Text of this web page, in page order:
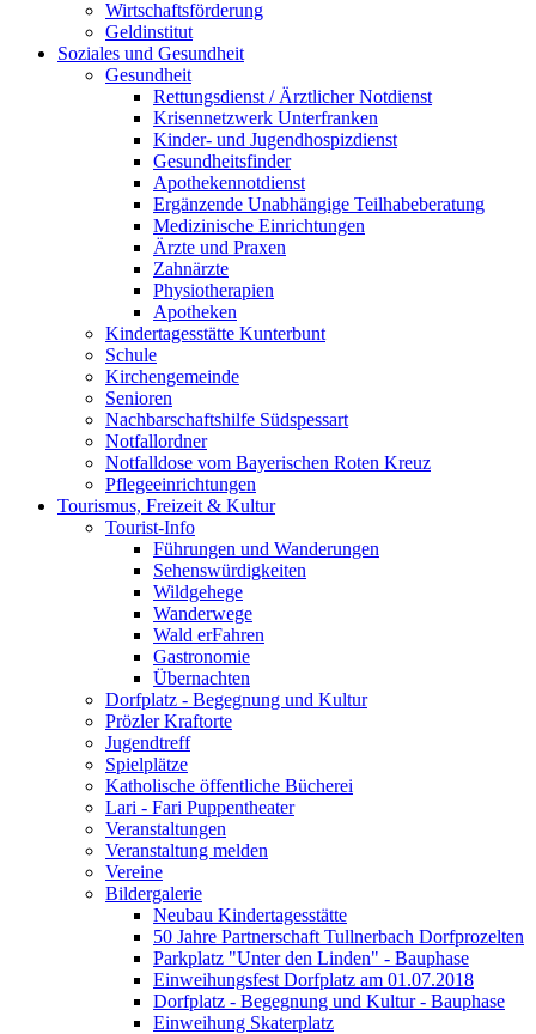
Wirtschaftsförderung
Geldinstitut
Soziales und Gesundheit
Gesundheit
Rettungsdienst / Ärztlicher Notdienst
Krisennetzwerk Unterfranken
Kinder- und Jugendhospizdienst
Gesundheitsfinder
Apothekennotdienst
Ergänzende Unabhängige Teilhabeberatung
Medizinische Einrichtungen
Ärzte und Praxen
Zahnärzte
Physiotherapien
Apotheken
Kindertagesstätte Kunterbunt
Schule
Kirchengemeinde
Senioren
Nachbarschaftshilfe Südspessart
Notfallordner
Notfalldose vom Bayerischen Roten Kreuz
Pflegeeinrichtungen
Tourismus, Freizeit & Kultur
Tourist-Info
Führungen und Wanderungen
Sehenswürdigkeiten
Wildgehege
Wanderwege
Wald erFahren
Gastronomie
Übernachten
Dorfplatz - Begegnung und Kultur
Prözler Kraftorte
Jugendtreff
Spielplätze
Katholische öffentliche Bücherei
Lari - Fari Puppentheater
Veranstaltungen
Veranstaltung melden
Vereine
Bildergalerie
Neubau Kindertagesstätte
50 Jahre Partnerschaft Tullnerbach Dorfprozelten
Parkplatz "Unter den Linden" - Bauphase
Einweihungsfest Dorfplatz am 01.07.2018
Dorfplatz - Begegnung und Kultur - Bauphase
Einweihung Skaterplatz